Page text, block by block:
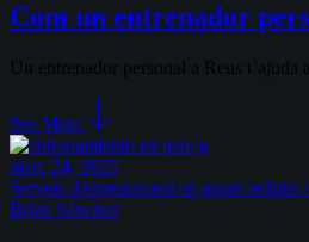
Com un entrenador
Un entrenador personal a Reus
See More
març 24, 2025
Serveis d'entrenament en grups reduïts
Brian Sánchez